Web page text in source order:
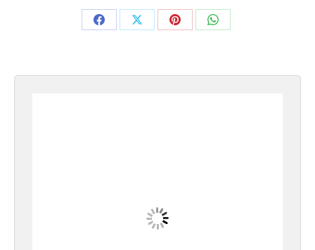
Share
Share
Share
Share